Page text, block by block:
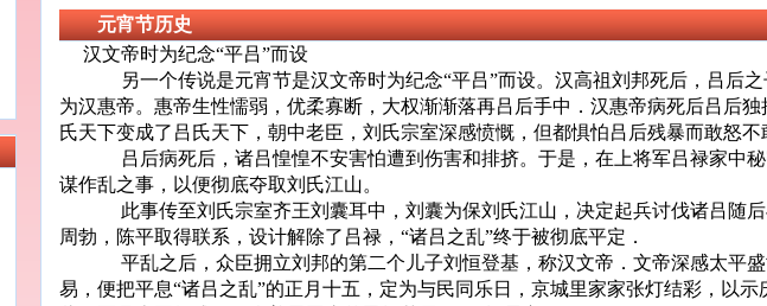
元宵节历史
汉文帝时为纪念“平吕”而设
另一个传说是元宵节是汉文帝时为纪念“平吕”而设。汉高祖刘邦死后，吕后之
为汉惠帝。惠帝生性懦弱，优柔寡断，大权渐渐落再吕后手中．汉惠帝病死后吕后独
氏天下变成了吕氏天下，朝中老臣，刘氏宗室深感愤慨，但都惧怕吕后残暴而敢怒不
吕后病死后，诸吕惶惶不安害怕遭到伤害和排挤。于是，在上将军吕禄家中
谋作乱之事，以便彻底夺取刘氏江山。
此事传至刘氏宗室齐王刘囊耳中，刘囊为保刘氏江山，决定起兵讨伐诸吕随后
周勃，陈平取得联系，设计解除了吕禄，“诸吕之乱”终于被彻底平定．
平乱之后，众臣拥立刘邦的第二个儿子刘恒登基，称汉文帝．文帝深感太平盛
易，便把平息“诸吕之乱”的正月十五，定为与民同乐日，京城里家家张灯结彩，以示